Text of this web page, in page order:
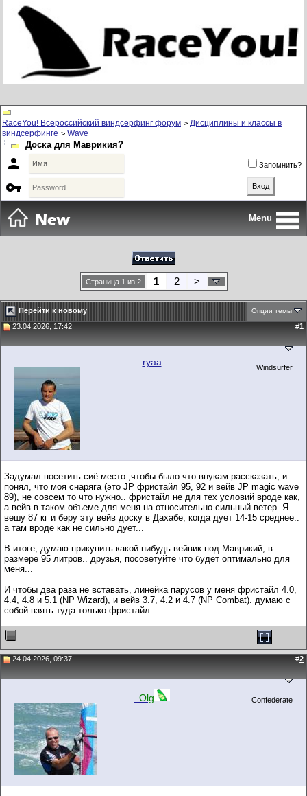
RaceYou! Всероссийский виндсерфинг форум > Дисциплины и классы в
виндсерфинге > Wave
Доска для Маврикия?
 Запомнить?

Menu
Страница 1 из 2 1 2 >
Перейти к новому Опции темы
23.04.2026, 17:42 #1
ryaa Windsurfer
Задумал посетить сиё место ,чтобы было что внукам рассказать, и
понял, что моя снаряга (это JP фристайл 95, 92 и вейв JP magic wave
89), не совсем то что нужно.. фристайл не для тех условий вроде как,
а вейв в таком объеме для меня на относительно сильный ветер. Я
вешу 87 кг и беру эту вейв доску в Дахабе, когда дует 14-15 среднее..
а там вроде как не сильно дует...
В итоге, думаю прикупить какой нибудь вейвик под Маврикий, в
размере 95 литров.. друзья, посоветуйте что будет оптимально для
меня...
И чтобы два раза не вставать, линейка парусов у меня фристайл 4.0,
4.4, 4.8 и 5.1 (NP Wizard), и вейв 3.7, 4.2 и 4.7 (NP Combat). думаю с
собой взять туда только фристайл....
24.04.2026, 09:37 #2
_Olg Confederate